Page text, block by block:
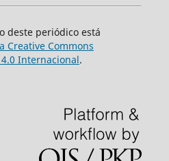
deste periódico está
Creative Commons
Internacional.